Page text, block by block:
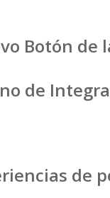
Botón de
de
de